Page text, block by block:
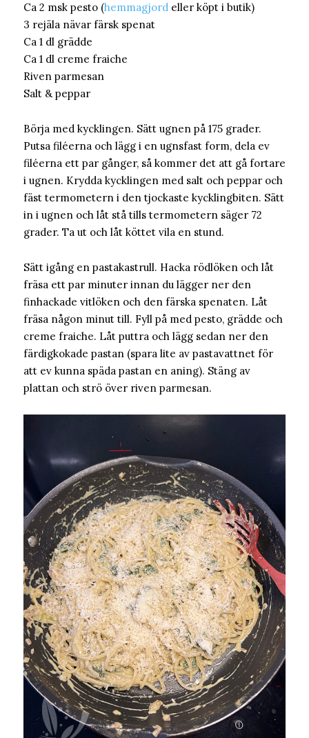
Ca 2 msk pesto (hemmagjord eller köpt i butik)
3 rejäla nävar färsk spenat
Ca 1 dl grädde
Ca 1 dl creme fraiche
Riven parmesan
Salt & peppar
Börja med kycklingen. Sätt ugnen på 175 grader.
Putsa filéerna och lägg i en ugnsfast form, dela ev
filéerna ett par gånger, så kommer det att gå fortare
i ugnen. Krydda kycklingen med salt och peppar och
fäst termometern i den tjockaste kycklingbiten. Sätt
in i ugnen och låt stå tills termometern säger 72
grader. Ta ut och låt köttet vila en stund.
Sätt igång en pastakastrull. Hacka rödlöken och låt
fräsa ett par minuter innan du lägger ner den
finhackade vitlöken och den färska spenaten. Låt
fräsa någon minut till. Fyll på med pesto, grädde och
creme fraiche. Låt puttra och lägg sedan ner den
färdigkokade pastan (spara lite av pastavattnet för
att ev kunna späda pastan en aning). Stäng av
plattan och strö över riven parmesan.